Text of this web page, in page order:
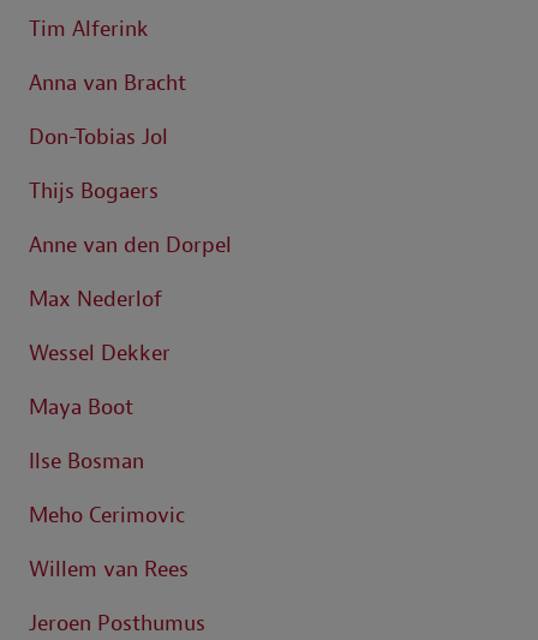
Tim Alferink
Anna van Bracht
Don-Tobias Jol
Thijs Bogaers
Anne van den Dorpel
Max Nederlof
Wessel Dekker
Maya Boot
Ilse Bosman
Meho Cerimovic
Willem van Rees
Jeroen Posthumus